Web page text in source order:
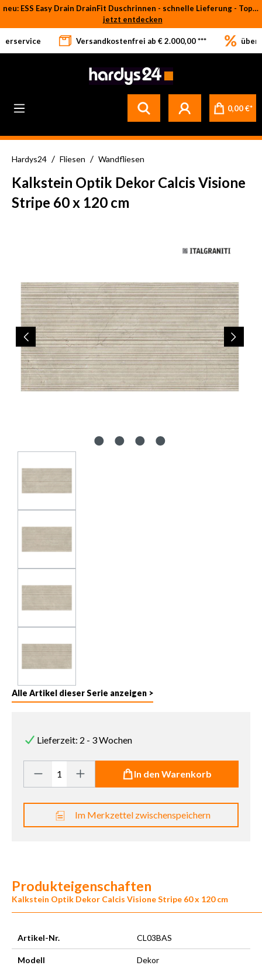
Zum Hauptinhalt springen
neu: ESS Easy Drain DrainFit Duschrinnen - schnelle Lieferung - Top-Preise
jetzt entdecken
Versandkostenfrei ab € 2.000,00 *** über
0,00 €*
Hardys24 / Fliesen / Wandfliesen
Kalkstein Optik Dekor Calcis Visione
Stripe 60 x 120 cm
Alle Artikel dieser Serie anzeigen >
Lieferzeit: 2 - 3 Wochen
Produkt Anzahl: Gib den gewünschten Wert ein oder benutze
In den Warenkorb
Im Merkzettel zwischenspeichern
Produkteigenschaften
Kalkstein Optik Dekor Calcis Visione Stripe 60 x 120 cm
Artikel-Nr. CL03BAS
Modell Dekor